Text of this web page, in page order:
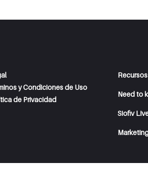
y Condiciones de Uso
de Privacidad
Recursos
Need to
Siofiv